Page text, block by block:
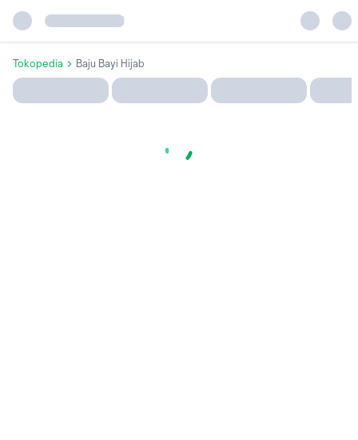
Tokopedia Baju Bayi Hijab